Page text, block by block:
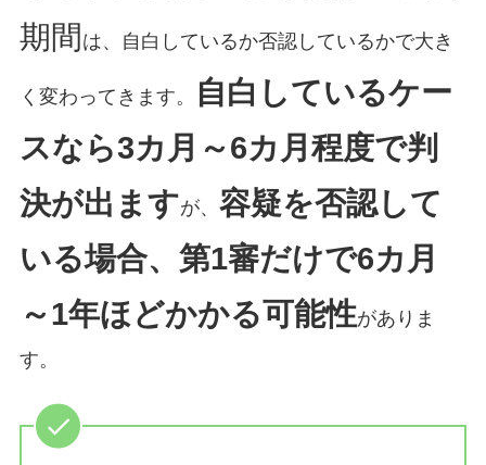
期間 は、自白しているか否認しているかで大き
く変わってきます。
自白しているケー
スなら3カ月～6カ月程度で判
決が出ますが、 容疑を否認して
いる場合、第1審だけで6カ月
～1年ほどかかる可能性がありま
す。